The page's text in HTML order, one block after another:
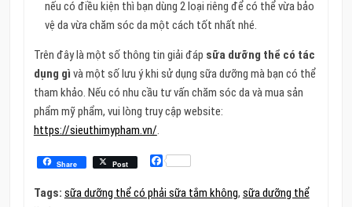
nếu có điều kiện thì bạn dùng 2 loại riêng để có thể vừa bảo
vệ da vừa chăm sóc da một cách tốt nhất nhé.
Trên đây là một số thông tin giải đáp sữa dưỡng thể có tác
dụng gì và một số lưu ý khi sử dụng sữa dưỡng mà bạn có thể
tham khảo. Nếu có nhu cầu tư vấn chăm sóc da và mua sản
phẩm mỹ phẩm, vui lòng truy cập website:
https://sieuthimypham.vn/.
Share Post Facebook
Tags: sữa dưỡng thể có phải sữa tắm không, sữa dưỡng thể